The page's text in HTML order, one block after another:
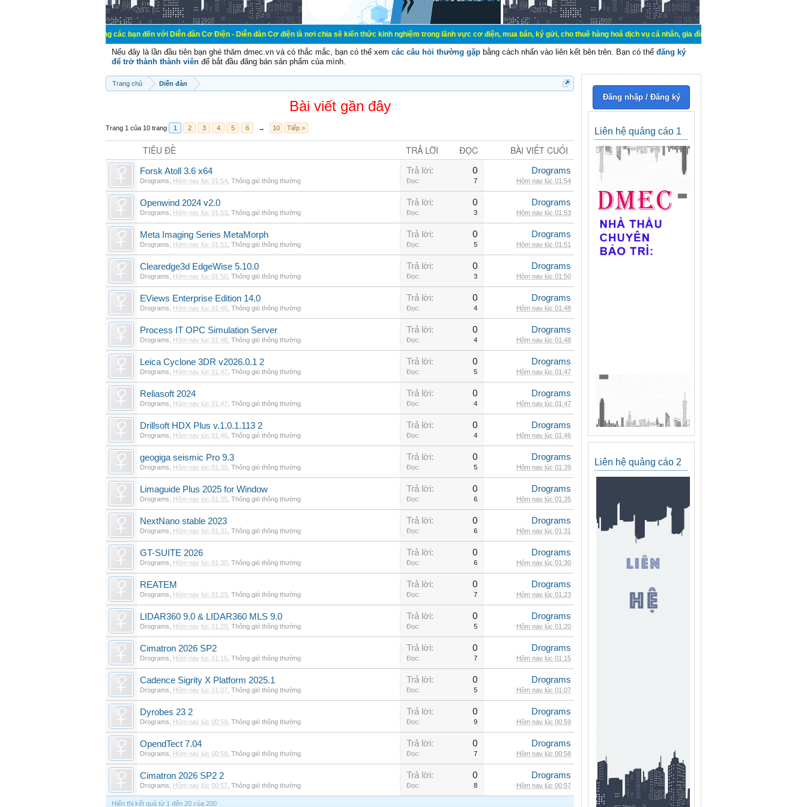
Chào mừng các bạn đến với Diễn đàn Cơ Điện - Diễn đàn Cơ điện là nơi chia sẽ kiến thức kinh nghiệm trong lãnh vực cơ điện, mua bán, ký gửi, cho thuê hàng hoá dịch vụ cá nhân, gia đình. Mua bán, ký gửi, cho thuê thiết bị hệ
Nếu đây là lần đầu tiên bạn ghé thăm dmec.vn và có thắc mắc, bạn có thể xem các câu hỏi thường gặp bằng cách nhấn vào liên kết bên trên. Bạn có thể đăng ký
để trở thành thành viên để bắt đầu đăng bán sản phẩm của mình.
Trang chủ Diễn đàn
Bài viết gần đây
Trang 1 của 10 trang 1 2 3 4 5 6 → 10 Tiếp >
TIÊU ĐỀ TRẢ LỜI ĐỌC BÀI VIẾT CUỐI
Forsk Atoll 3.6 x64
Drograms Hôm nay lúc 01:54 Thông gió thông thường
Trả lời: 0
Đọc: 7
Drograms
Hôm nay lúc 01:54
Openwind 2024 v2.0
Drograms Hôm nay lúc 01:53 Thông gió thông thường
Trả lời: 0
Đọc: 3
Drograms
Hôm nay lúc 01:53
Meta Imaging Series MetaMorph
Drograms Hôm nay lúc 01:51 Thông gió thông thường
Trả lời: 0
Đọc: 5
Drograms
Hôm nay lúc 01:51
Clearedge3d EdgeWise 5.10.0
Drograms Hôm nay lúc 01:50 Thông gió thông thường
Trả lời: 0
Đọc: 3
Drograms
Hôm nay lúc 01:50
EViews Enterprise Edition 14.0
Drograms Hôm nay lúc 01:48 Thông gió thông thường
Trả lời: 0
Đọc: 4
Drograms
Hôm nay lúc 01:48
Process IT OPC Simulation Server
Drograms Hôm nay lúc 01:48 Thông gió thông thường
Trả lời: 0
Đọc: 4
Drograms
Hôm nay lúc 01:48
Leica Cyclone 3DR v2026.0.1 2
Drograms Hôm nay lúc 01:47 Thông gió thông thường
Trả lời: 0
Đọc: 5
Drograms
Hôm nay lúc 01:47
Reliasoft 2024
Drograms Hôm nay lúc 01:47 Thông gió thông thường
Trả lời: 0
Đọc: 4
Drograms
Hôm nay lúc 01:47
Drillsoft HDX Plus v.1.0.1.113 2
Drograms Hôm nay lúc 01:46 Thông gió thông thường
Trả lời: 0
Đọc: 4
Drograms
Hôm nay lúc 01:46
geogiga seismic Pro 9.3
Drograms Hôm nay lúc 01:39 Thông gió thông thường
Trả lời: 0
Đọc: 5
Drograms
Hôm nay lúc 01:39
Limaguide Plus 2025 for Window
Drograms Hôm nay lúc 01:35 Thông gió thông thường
Trả lời: 0
Đọc: 6
Drograms
Hôm nay lúc 01:35
NextNano stable 2023
Drograms Hôm nay lúc 01:31 Thông gió thông thường
Trả lời: 0
Đọc: 6
Drograms
Hôm nay lúc 01:31
GT-SUITE 2026
Drograms Hôm nay lúc 01:30 Thông gió thông thường
Trả lời: 0
Đọc: 6
Drograms
Hôm nay lúc 01:30
REATEM
Drograms Hôm nay lúc 01:23 Thông gió thông thường
Trả lời: 0
Đọc: 7
Drograms
Hôm nay lúc 01:23
LIDAR360 9.0 & LIDAR360 MLS 9.0
Drograms Hôm nay lúc 01:20 Thông gió thông thường
Trả lời: 0
Đọc: 5
Drograms
Hôm nay lúc 01:20
Cimatron 2026 SP2
Drograms Hôm nay lúc 01:15 Thông gió thông thường
Trả lời: 0
Đọc: 7
Drograms
Hôm nay lúc 01:15
Cadence Sigrity X Platform 2025.1
Drograms Hôm nay lúc 01:07 Thông gió thông thường
Trả lời: 0
Đọc: 5
Drograms
Hôm nay lúc 01:07
Dyrobes 23 2
Drograms Hôm nay lúc 00:59 Thông gió thông thường
Trả lời: 0
Đọc: 9
Drograms
Hôm nay lúc 00:59
OpendTect 7.04
Drograms Hôm nay lúc 00:58 Thông gió thông thường
Trả lời: 0
Đọc: 7
Drograms
Hôm nay lúc 00:58
Cimatron 2026 SP2 2
Drograms Hôm nay lúc 00:57 Thông gió thông thường
Trả lời: 0
Đọc: 8
Drograms
Hôm nay lúc 00:57
Hiển thị kết quả từ 1 đến 20 của 200
Đăng nhập / Đăng ký
Liên hệ quảng cáo 1
Liên hệ quảng cáo 2